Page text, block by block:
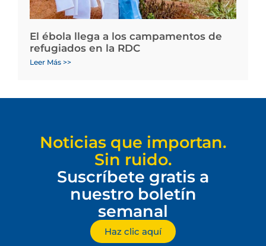
El ébola llega a los campamentos de
refugiados en la RDC
Leer Más >>
Noticias que importan.
Sin ruido.
Suscríbete gratis a
nuestro boletín
semanal
Haz clic aquí